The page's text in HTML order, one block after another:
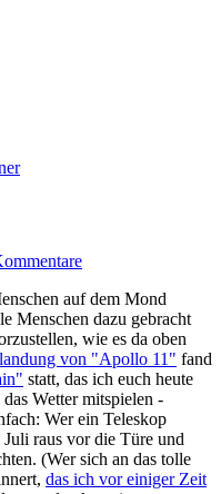
auf dem Mond
Menschen dazu gebracht
wie es da oben
von "Apollo 11" fand
statt, das ich euch heute
Wetter mitspielen -
Wer ein Teleskop
raus vor die Türe und
(Wer sich an das tolle
das ich vor einiger Zeit